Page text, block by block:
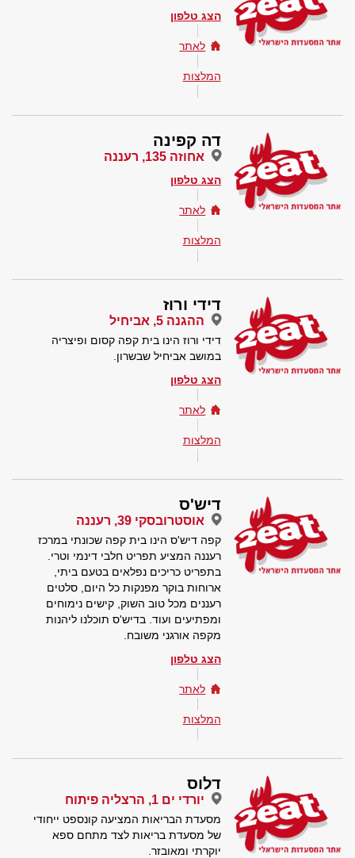
הצג טלפון
לאתר
המלצות
דה קפינה
אחוזה 135, רעננה
הצג טלפון
לאתר
המלצות
דידי ורוז
ההגנה 5, אביחיל
דידי ורוז הינו בית קפה קסום ופיצריה
במושב אביחיל שבשרון.
הצג טלפון
לאתר
המלצות
דיש'ס
אוסטרובסקי 39, רעננה
קפה דיש'ס הינו בית קפה שכונתי במרכז
רעננה המציע תפריט חלבי דינמי וטרי.
בתפריט כריכים נפלאים בטעם ביתי,
ארוחות בוקר מפנקות כל היום, סלטים
רעננים מכל טוב השוק, קישים נימוחים
ומפתיעים ועוד. בדיש'ס תוכלנו ליהנות
מקפה אורגני משובח.
הצג טלפון
לאתר
המלצות
דלוס
יורדי ים 1, הרצליה פיתוח
מסעדת הבריאות המציעה קונספט ייחודי
של מסעדת בריאות לצד מתחם ספא
יוקרתי ומאובזר.